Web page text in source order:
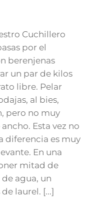
Cuchillero
por el
berenjenas
un par de kilos
libre. Pelar
al bies,
pero no muy
Esta vez no
diferencia es muy
En una
mitad de
agua, un
laurel. [...]